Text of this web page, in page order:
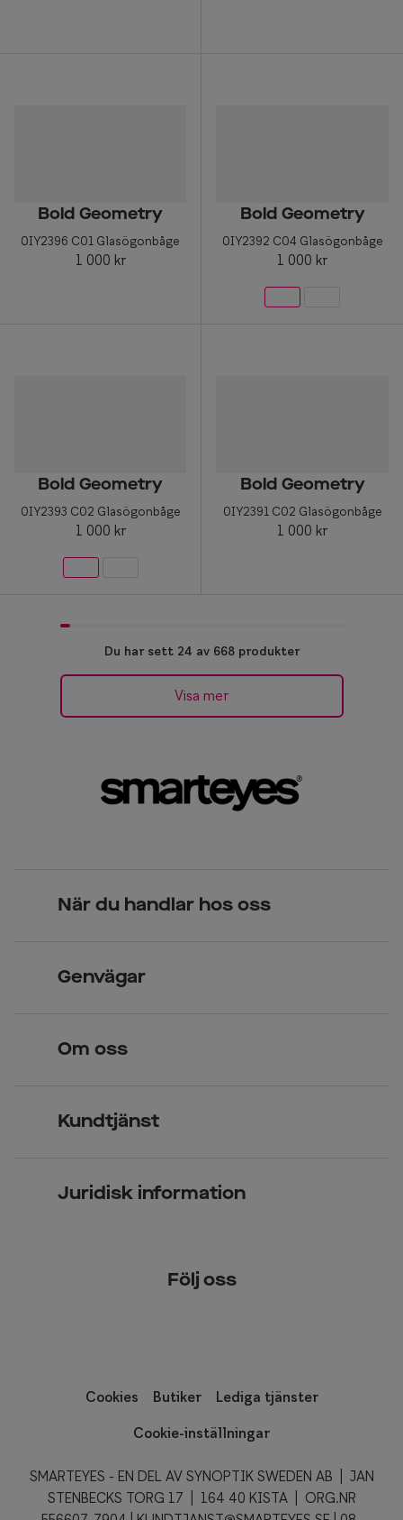
Bold Geometry
0IY2396 C01 Glasögonbåge
1 000 kr
Bold Geometry
0IY2392 C04 Glasögonbåge
1 000 kr
Bold Geometry
0IY2393 C02 Glasögonbåge
1 000 kr
Bold Geometry
0IY2391 C02 Glasögonbåge
1 000 kr
Du har sett 24 av 668 produkter
Visa mer
När du handlar hos oss
Över 70 butiker
Genvägar
Kontaktlinser
Om oss
Kundtjänst
Juridisk information
Följ oss
Cookies Butiker Lediga tjänster
Cookie-inställningar
SMARTEYES - EN DEL AV SYNOPTIK SWEDEN AB | JAN
STENBECKS TORG 17 | 164 40 KISTA | ORG.NR